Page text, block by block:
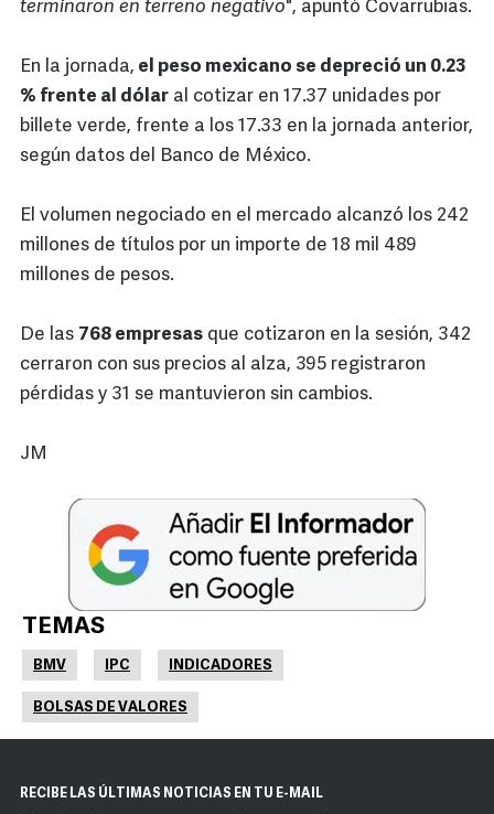
terminaron en terreno negativo", apuntó Covarrubias.
En la jornada, el peso mexicano se depreció un 0.23
% frente al dólar al cotizar en 17.37 unidades por
billete verde, frente a los 17.33 en la jornada anterior,
según datos del Banco de México.
El volumen negociado en el mercado alcanzó los 242
millones de títulos por un importe de 18 mil 489
millones de pesos.
De las 768 empresas que cotizaron en la sesión, 342
cerraron con sus precios al alza, 395 registraron
pérdidas y 31 se mantuvieron sin cambios.
JM
TEMAS
BMV IPC INDICADORES
BOLSAS DE VALORES
RECIBE LAS ÚLTIMAS NOTICIAS EN TU E-MAIL